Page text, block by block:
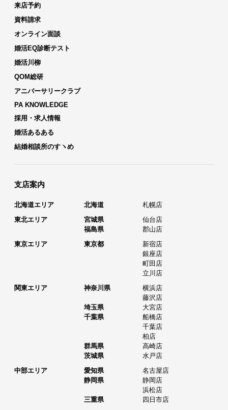
来店予約
資料請求
オンライン面談
婚活EQ診断テスト
婚活川柳
QOM総研
アニバーサリークラブ
PA KNOWLEDGE
採用・求人情報
婚活あるある
結婚相談所のすヽめ
支店案内
北海道エリア 北海道
札幌店
東北エリア
宮城県
仙台店
福島県
郡山店
東京エリア
東京都
新宿店
銀座店
町田店
立川店
関東エリア
神奈川県
横浜店
藤沢店
埼玉県
大宮店
千葉県
船橋店
千葉店
柏店
群馬県
高崎店
茨城県
水戸店
中部エリア
愛知県
名古屋店
静岡県
静岡店
浜松店
三重県
四日市店